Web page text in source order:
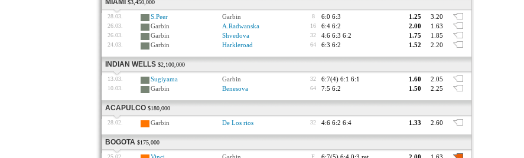
MIAMI $3,450,000
28.03. S.Peer Garbin 8 6:0 6:3 1.25 3.20
26.03. Garbin A.Radwanska 16 6:4 6:2 2.00 1.63
26.03. Garbin Shvedova 32 4:6 6:3 6:2 1.75 1.85
24.03. Garbin Harkleroad 64 6:3 6:2 1.52 2.20
INDIAN WELLS $2,100,000
13.03. Sugiyama Garbin 32 6:7(4) 6:1 6:1 1.60 2.05
10.03. Garbin Benesova 64 7:5 6:2 1.50 2.25
ACAPULCO $180,000
28.02. Garbin De Los rios 32 4:6 6:2 6:4 1.33 2.60
BOGOTA $175,000
25.02. F